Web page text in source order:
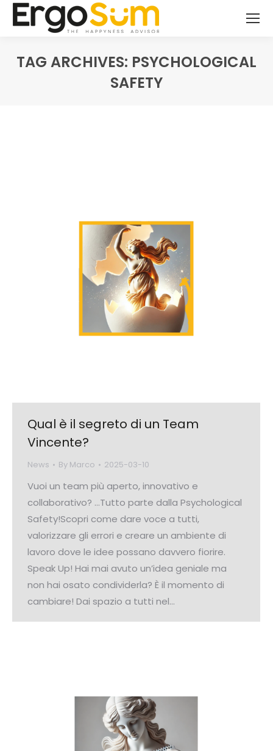
TAG ARCHIVES: PSYCHOLOGICAL
SAFETY
Qual è il segreto di un Team
Vincente?
News By Marco 2025-03-10
Vuoi un team più aperto, innovativo e
collaborativo? …Tutto parte dalla Psychological
Safety!Scopri come dare voce a tutti,
valorizzare gli errori e creare un ambiente di
lavoro dove le idee possano davvero fiorire.
Speak Up! Hai mai avuto un’idea geniale ma
non hai osato condividerla? È il momento di
cambiare! Dai spazio a tutti nel…